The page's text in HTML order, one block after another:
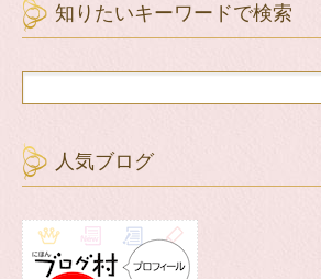
知りたいキーワードで検索
人気ブログ